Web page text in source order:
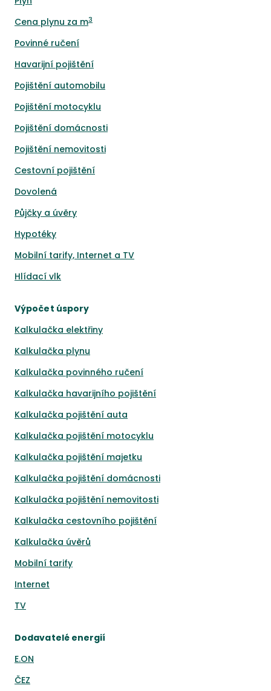
Cena plynu za m3
Povinné ručení
Havarijní pojištění
Pojištění automobilu
Pojištění motocyklu
Pojištění domácnosti
Pojištění nemovitosti
Cestovní pojištění
Dovolená
Půjčky a úvěry
Hypotéky
Mobilní tarify, Internet a TV
Hlídací vlk
Výpočet úspory
Kalkulačka elektřiny
Kalkulačka plynu
Kalkulačka povinného ručení
Kalkulačka havarijního pojištění
Kalkulačka pojištění auta
Kalkulačka pojištění motocyklu
Kalkulačka pojištění majetku
Kalkulačka pojištění domácnosti
Kalkulačka pojištění nemovitosti
Kalkulačka cestovního pojištění
Kalkulačka úvěrů
Mobilní tarify
Internet
TV
Dodavatelé energií
E.ON
ČEZ